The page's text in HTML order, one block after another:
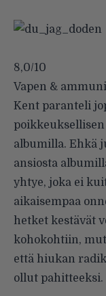
8,0/10
Vapen &
Kent paranteli
poikkeuksellisen
albumilla. Ehkä
ansiosta
yhtye, joka ei
aikaisempaa
hetket kestävät
kohokohtiin,
että hiukan
ollut pahitteeksi.